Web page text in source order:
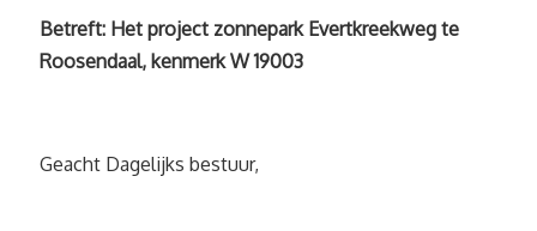
Betreft: Het project zonnepark Evertkreekweg te
Roosendaal, kenmerk W 19003
Geacht Dagelijks bestuur,